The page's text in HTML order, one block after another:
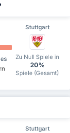
Stuttgart
Zu Null Spiele in
20%
Spiele (Gesamt)
Stuttgart